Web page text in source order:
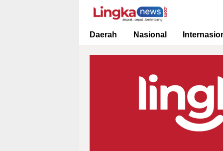
Lingkanews
Akurat. Cepat & Berimbang
Daerah Nasional